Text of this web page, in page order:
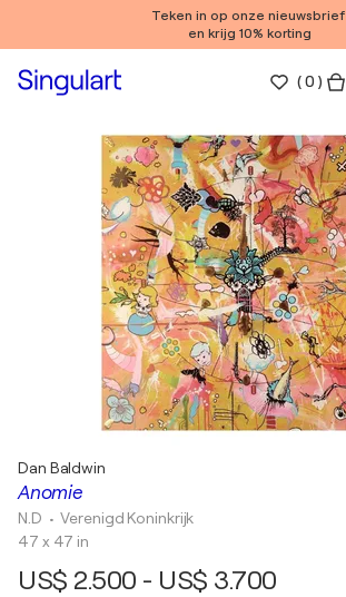
Teken in op onze nieuwsbrief
en krijg 10% korting
(0 )
Anomie
Dan Baldwin
N.D • Verenigd Koninkrijk
47 x 47 in
US$ 2.500 - US$ 3.700